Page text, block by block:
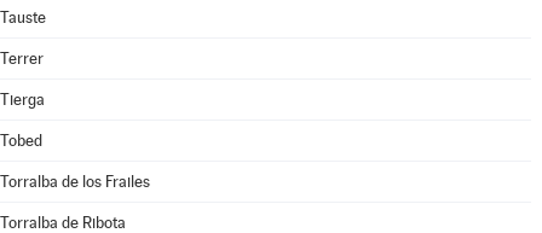
Tauste
Terrer
Tierga
Tobed
Torralba de los Frailes
Torralba de Ribota